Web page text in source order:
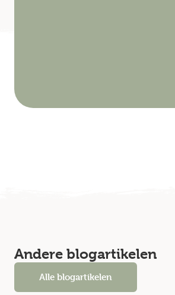
Andere blogartikelen
Alle blogartikelen